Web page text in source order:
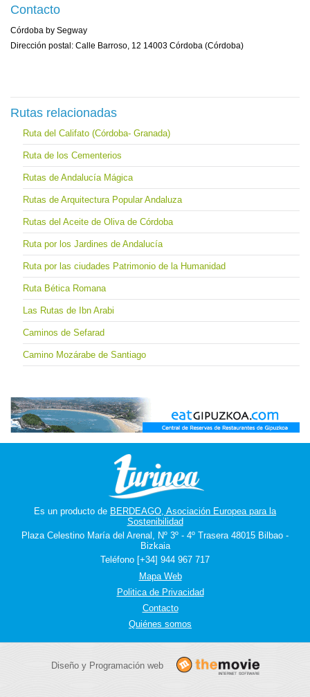
Contacto
Córdoba by Segway
Dirección postal: Calle Barroso, 12 14003 Córdoba (Córdoba)
Rutas relacionadas
Ruta del Califato (Córdoba- Granada)
Ruta de los Cementerios
Rutas de Andalucía Mágica
Rutas de Arquitectura Popular Andaluza
Rutas del Aceite de Oliva de Córdoba
Ruta por los Jardines de Andalucía
Ruta por las ciudades Patrimonio de la Humanidad
Ruta Bética Romana
Las Rutas de Ibn Arabi
Caminos de Sefarad
Camino Mozárabe de Santiago
Es un producto de BERDEAGO, Asociación Europea para la
Sostenibilidad
Plaza Celestino María del Arenal, Nº 3º - 4º Trasera 48015 Bilbao -
Bizkaia
Teléfono [+34] 944 967 717
Mapa Web
Politica de Privacidad
Contacto
Quiénes somos
Diseño y Programación web